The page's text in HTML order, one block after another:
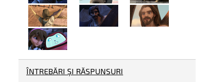
ÎNTREBĂRI ȘI RĂSPUNSURI